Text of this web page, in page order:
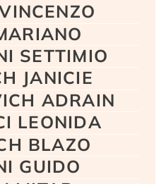
SETTIMIO
JANICIE
ADRAIN
LEONIDA
BLAZO
GUIDO